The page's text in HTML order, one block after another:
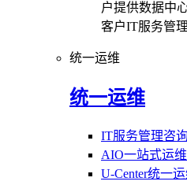
户提供数据中
客户IT服务管理
统一运维
统一运维
IT服务管理咨询
AIO一站式运
U-Center统一